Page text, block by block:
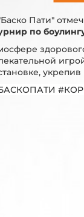
Пати"
по